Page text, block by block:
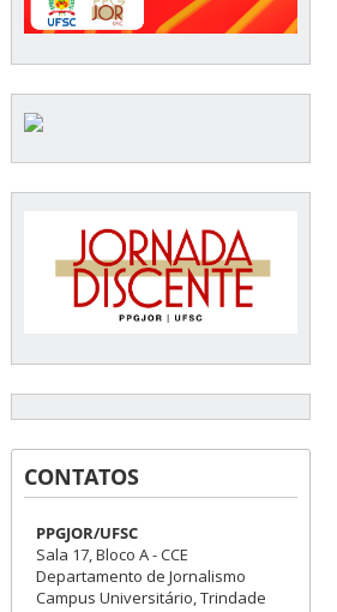
CONTATOS
PPGJOR/UFSC
Sala 17, Bloco A - CCE
Departamento de Jornalismo
Campus Universitário, Trindade